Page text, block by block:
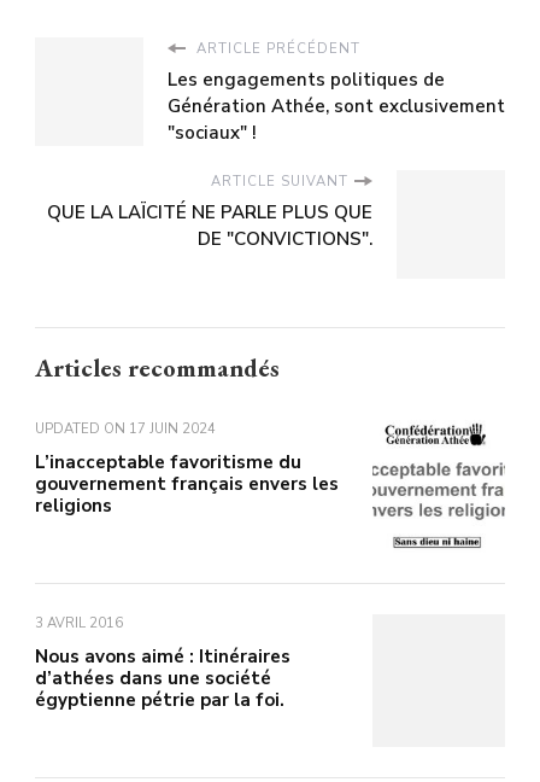
ARTICLE PRÉCÉDENT
Les engagements politiques de
Génération Athée, sont exclusivement
"sociaux" !
ARTICLE SUIVANT
QUE LA LAÏCITÉ NE PARLE PLUS QUE
DE "CONVICTIONS".
Articles recommandés
UPDATED ON 17 JUIN 2024
L’inacceptable favoritisme du
gouvernement français envers les
religions
3 AVRIL 2016
Nous avons aimé : Itinéraires
d’athées dans une société
égyptienne pétrie par la foi.